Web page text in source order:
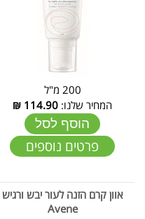
200 מ"ל
המחיר שלנו: 114.90
₪
הוסף לסל
פרטים נוספים
אוון קרם הזנה לעור יבש ורגיש
Avene